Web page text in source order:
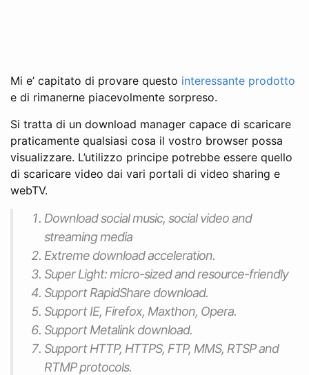
Mi e’ capitato di provare questo interessante prodotto
e di rimanerne piacevolmente sorpreso.
Si tratta di un download manager capace di scaricare
praticamente qualsiasi cosa il vostro browser possa
visualizzare. L’utilizzo principe potrebbe essere quello
di scaricare video dai vari portali di video sharing e
webTV.
Download social music, social video and
streaming media
Extreme download acceleration.
Super Light: micro-sized and resource-friendly
Support RapidShare download.
Support IE, Firefox, Maxthon, Opera.
Support Metalink download.
Support HTTP, HTTPS, FTP, MMS, RTSP and
RTMP protocols.